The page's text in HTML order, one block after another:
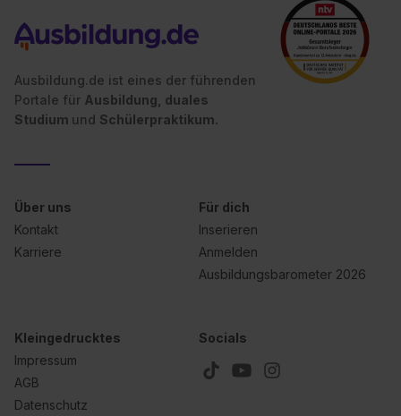
Ausbildung.de ist eines der führenden
Portale für Ausbildung, duales
Studium und Schülerpraktikum.
Über uns
Kontakt
Karriere
Für dich
Inserieren
Anmelden
Ausbildungsbarometer 2026
Kleingedrucktes
Impressum
AGB
Datenschutz
Socials